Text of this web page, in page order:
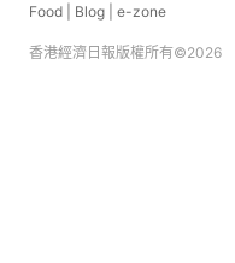
Food
Blog e-zone
香港經濟日報版權所有©2026